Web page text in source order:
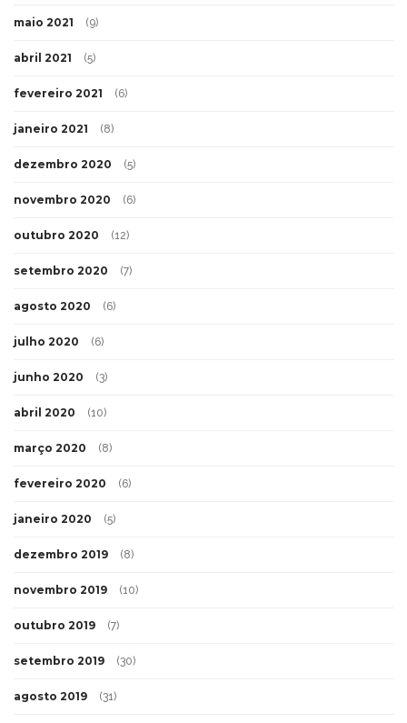
maio 2021 (9)
abril 2021 (5)
fevereiro 2021 (6)
janeiro 2021 (8)
dezembro 2020 (5)
novembro 2020 (6)
outubro 2020 (12)
setembro 2020 (7)
agosto 2020 (6)
julho 2020 (6)
junho 2020 (3)
abril 2020 (10)
março 2020 (8)
fevereiro 2020 (6)
janeiro 2020 (5)
dezembro 2019 (8)
novembro 2019 (10)
outubro 2019 (7)
setembro 2019 (30)
agosto 2019 (31)